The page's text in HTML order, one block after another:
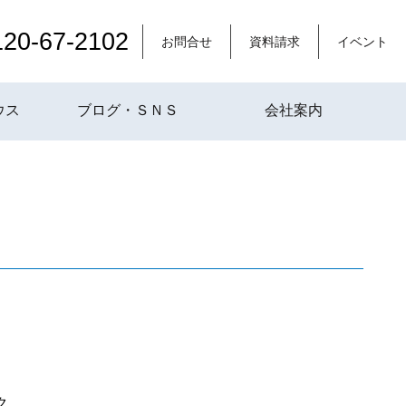
67-2102 お問合せ 資料請求 イベント
ス ブログ・ＳＮＳ 会社案内